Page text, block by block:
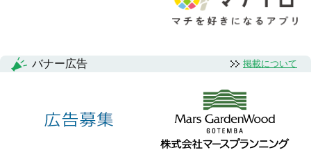
バナー広告 掲載について